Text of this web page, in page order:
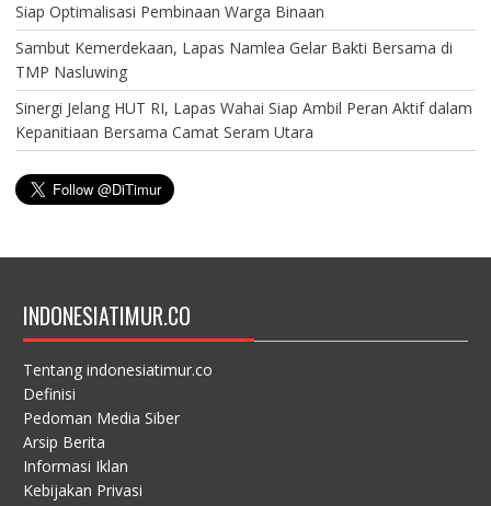
Siap Optimalisasi Pembinaan Warga Binaan
Sambut Kemerdekaan, Lapas Namlea Gelar Bakti Bersama di
TMP Nasluwing
Sinergi Jelang HUT RI, Lapas Wahai Siap Ambil Peran Aktif dalam
Kepanitiaan Bersama Camat Seram Utara
INDONESIATIMUR.CO
Tentang indonesiatimur.co
Definisi
Pedoman Media Siber
Arsip Berita
Informasi Iklan
Kebijakan Privasi